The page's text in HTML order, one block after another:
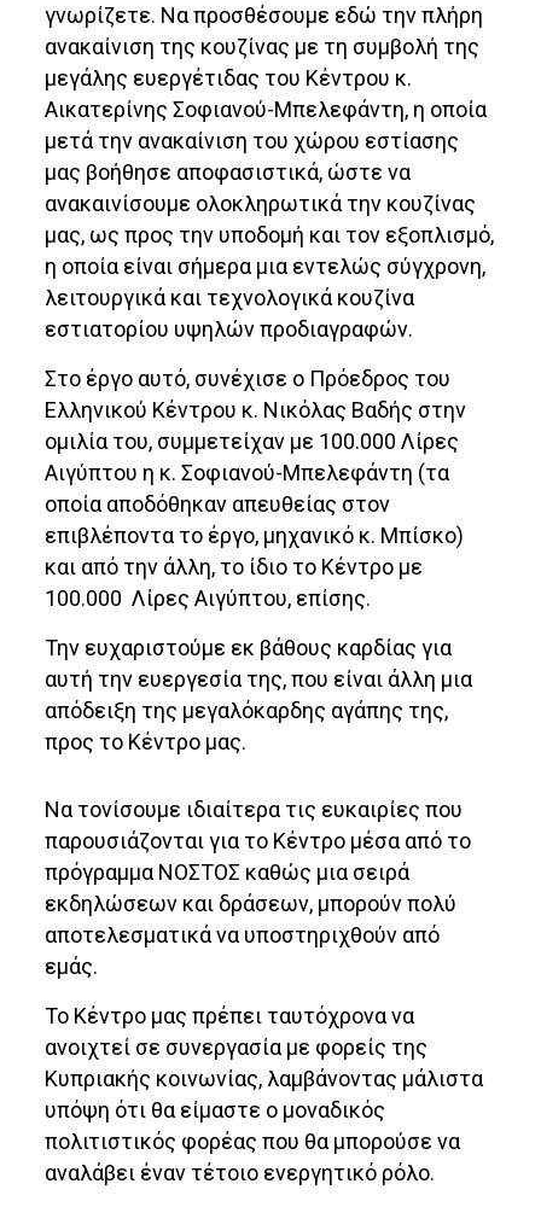
γνωρίζετε. Να προσθέσουμε εδώ την πλήρη
ανακαίνιση της κουζίνας με τη συμβολή της
μεγάλης ευεργέτιδας του Κέντρου κ.
Αικατερίνης Σοφιανού-Μπελεφάντη, η οποία
μετά την ανακαίνιση του χώρου εστίασης
μας βοήθησε αποφασιστικά, ώστε να
ανακαινίσουμε ολοκληρωτικά την κουζίνας
μας, ως προς την υποδομή και τον εξοπλισμό,
η οποία είναι σήμερα μια εντελώς σύγχρονη,
λειτουργικά και τεχνολογικά κουζίνα
εστιατορίου υψηλών προδιαγραφών.
Στο έργο αυτό, συνέχισε ο Πρόεδρος του
Ελληνικού Κέντρου κ. Νικόλας Βαδής στην
ομιλία του, συμμετείχαν με 100.000 Λίρες
Αιγύπτου η κ. Σοφιανού-Μπελεφάντη (τα
οποία αποδόθηκαν απευθείας στον
επιβλέποντα το έργο, μηχανικό κ. Μπίσκο)
και από την άλλη, το ίδιο το Κέντρο με
100.000 Λίρες Αιγύπτου, επίσης.
Την ευχαριστούμε εκ βάθους καρδίας για
αυτή την ευεργεσία της, που είναι άλλη μια
απόδειξη της μεγαλόκαρδης αγάπης της,
προς το Κέντρο μας.
Να τονίσουμε ιδιαίτερα τις ευκαιρίες που
παρουσιάζονται για το Κέντρο μέσα από το
πρόγραμμα ΝΟΣΤΟΣ καθώς μια σειρά
εκδηλώσεων και δράσεων, μπορούν πολύ
αποτελεσματικά να υποστηριχθούν από
εμάς.
Το Κέντρο μας πρέπει ταυτόχρονα να
ανοιχτεί σε συνεργασία με φορείς της
Κυπριακής κοινωνίας, λαμβάνοντας μάλιστα
υπόψη ότι θα είμαστε ο μοναδικός
πολιτιστικός φορέας που θα μπορούσε να
αναλάβει έναν τέτοιο ενεργητικό ρόλο.